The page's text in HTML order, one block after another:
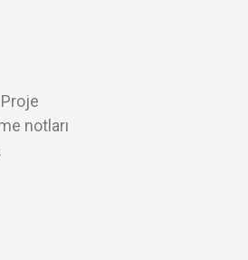
notları